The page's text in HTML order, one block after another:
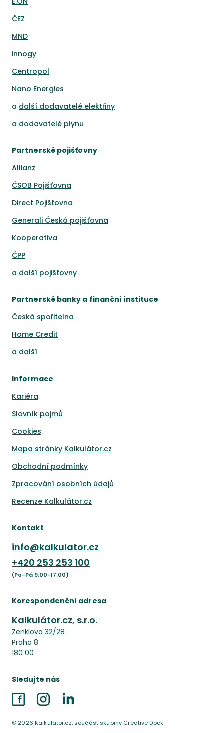
ČEZ
MND
innogy
Centropol
Nano Energies
a další dodavatelé elektřiny
a dodavatelé plynu
Partnerské pojišťovny
Allianz
ČSOB Pojišťovna
Direct Pojišťovna
Generali Česká pojišťovna
Kooperativa
ČPP
a další pojišťovny
Partnerské banky a finanční instituce
Česká spořitelna
Home Credit
a další
Informace
Kariéra
Slovník pojmů
Cookies
Mapa stránky Kalkulátor.cz
Obchodní podmínky
Zpracování osobních údajů
Recenze Kalkulátor.cz
Kontakt
info@kalkulator.cz
+420 253 253 100
(Po-Pá 9:00-17:00)
Korespondenční adresa
Kalkulátor.cz, s.r.o.
Zenklova 32/28
Praha 8
180 00
Sledujte nás
FacebookInstagramLinkedIn
© 2026 Kalkulátor.cz, součást skupiny Creative Dock